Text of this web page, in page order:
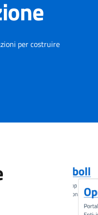
per costruire